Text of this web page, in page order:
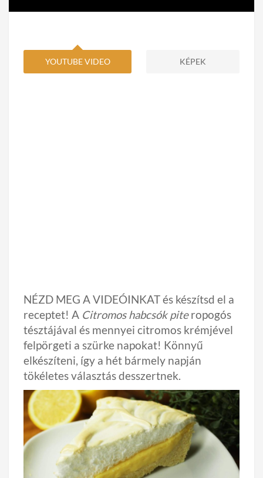
YOUTUBE VIDEO KÉPEK
NÉZD MEG A VIDEÓINKAT és készítsd el a
receptet! A Citromos habcsók piteropogós
tésztájával és mennyei citromos krémjével
felpörgeti a szürke napokat! Könnyű
elkészíteni, így a hét bármely napján
tökéletes választás desszertnek.